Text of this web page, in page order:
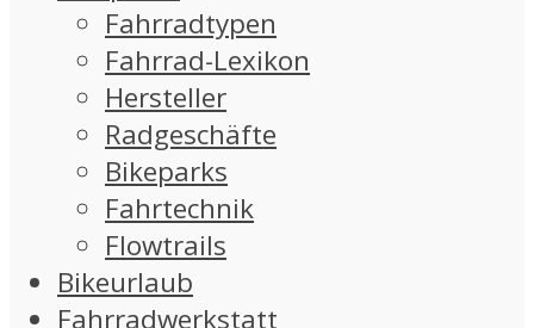
Fahrradtypen
Fahrrad-Lexikon
Hersteller
Radgeschäfte
Bikeparks
Fahrtechnik
Flowtrails
Bikeurlaub
Fahrradwerkstatt